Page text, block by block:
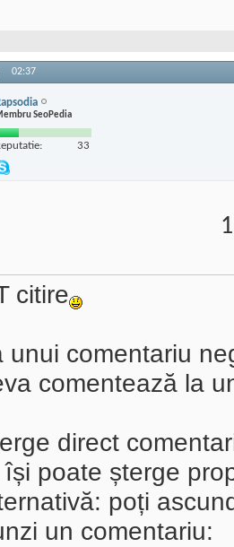
02:37
SeoPedia
33
citire
unui comentariu
comentează la
direct
poate șterge
poți
un comentariu: